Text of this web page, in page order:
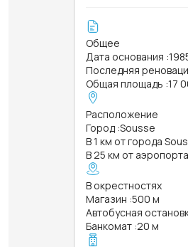
Общее
Дата основания :
Последняя
Общая площадь :17
Расположение
Город :Sousse
В 1 км от города
В 25 км от
В окрестностях
Магазин :500 м
Автобусная
Банкомат :20 м